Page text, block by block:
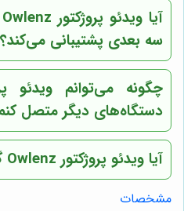
سه بعدی پشتیبانی می‌کند؟
دستگاه‌های دیگر متصل
آیا ویدئو پروژکتور Owlenz گارانتی دارد؟
مشخصات